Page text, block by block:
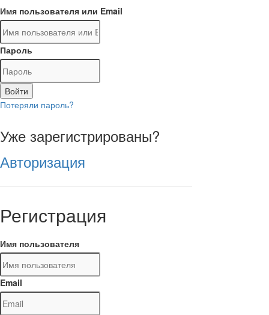
Имя пользователя или Email
Пароль
Войти
Потеряли пароль?
Уже зарегистрированы?
Авторизация
Регистрация
Имя пользователя
Email